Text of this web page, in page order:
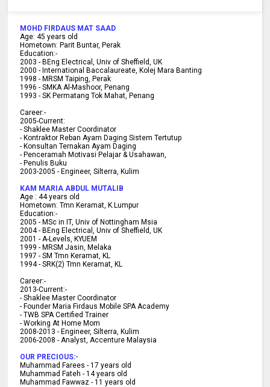
MOHD FIRDAUS MAT SAAD
Age: 45 years old
Hometown: Parit Buntar, Perak
Education:-
2003 -BEng Electrical, Univ of Sheffield, UK
2000 -International Baccalaureate, Kolej Mara Banting
1998 -MRSM Taiping, Perak
1996 - SMKA Al-Mashoor, Penang
1993 - SK Permatang Tok Mahat, Penang
Career:-
2005-Current:
- Shaklee Master Coordinator
- Kontraktor Reban Ayam Daging Sistem Tertutup
- Konsultan Ternakan Ayam Daging
- Penceramah Motivasi Pelajar & Usahawan,
- Penulis Buku
2003-2005 -Engineer, Silterra, Kulim
KAM MARIA ABDUL MUTALIB
Age : 44 years old
Hometown: Tmn Keramat, K.Lumpur
Education:-
2005 - MSc in IT, Univ of Nottingham Msia
2004 -BEng Electrical, Univ of Sheffield, UK
2001 - A-Levels, KYUEM
1999 -MRSM Jasin, Melaka
1997 -SM Tmn Keramat, KL
1994 -SRK(2) Tmn Keramat, KL
Career:-
2013-Current:-
- Shaklee Master Coordinator
- Founder Maria Firdaus Mobile SPA Academy
- TWB SPA Certified Trainer
- Working At Home Mom
2008-2013 - Engineer, Silterra, Kulim
2006-2008 - Analyst, Accenture Malaysia
OUR PRECIOUS:-
Muhammad Farees - 17 years old
Muhammad Fateh - 14 years old
Muhammad Fawwaz - 11 years old